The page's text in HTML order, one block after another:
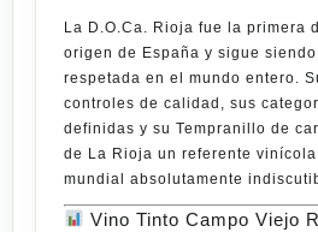
La D.O.Ca. Rioja fue la primera
origen de España y sigue
respetada en el mundo entero.
controles de calidad, sus
definidas y su Tempranillo de
de La Rioja un referente
mundial absolutamente
Vino Tinto Campo Viejo